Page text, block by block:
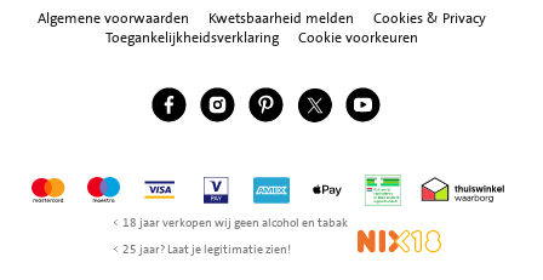
Algemene voorwaarden Kwetsbaarheid melden
Cookies & Privacy
Toegankelijkheidsverklaring
Cookie voorkeuren
Volg ons
Jumbo Facebook
Jumbo Instagram
Jumbo Pinterest
Jumbo Twitter
Jumbo YouTube
MastercardMaestroVisa Vpay American Express
Apple Pay Thuiswinkel
< 18 jaar verkopen wij geen alcohol en tabak
< 25 jaar? Laat je legitimatie zien!
NIX18